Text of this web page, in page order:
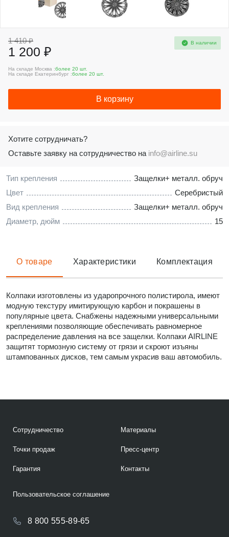
Тип крепления
Защелки+ металл. обруч
Цвет
Серебристый
Вид крепления
Защелки+ металл. обруч
Диаметр, дюйм
15
1 410 ₽
1 200 ₽
В наличии
На складе Москва :более 20 шт.
На складе Екатеринбург :более 20 шт.
В корзину
Хотите сотрудничать?
Оставьте заявку на сотрудничество на info@airline.su
О товаре Характеристики Комплектация
Колпаки изготовлены из ударопрочного полистирола, имеют
модную текстуру имитирующую карбон и покрашены в
популярные цвета. Снабжены надежными универсальными
креплениями позволяющие обеспечивать равномерное
распределение давления на все защелки. Колпаки AIRLINE
защитят тормозную систему от грязи и скроют изъяны
штампованных дисков, тем самым украсив ваш автомобиль.
Сотрудничество
Точки продаж
Гарантия
Материалы
Пресс-центр
Контакты
8 800 555-89-65
Пользовательское соглашение